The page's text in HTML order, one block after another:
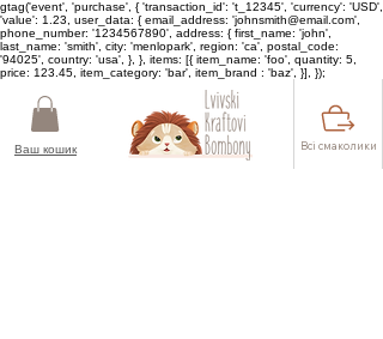
gtag('event', 'purchase', { 'transaction_id': 't_12345', 'currency': 'USD',
'value': 1.23, user_data: { email_address: 'johnsmith@email.com',
phone_number: '1234567890', address: { first_name: 'john',
last_name: 'smith', city: 'menlopark', region: 'ca', postal_code:
'94025', country: 'usa', }, }, items: [{ item_name: 'foo', quantity: 5,
price: 123.45, item_category: 'bar', item_brand : 'baz', }], });
Ваш кошик Всі смаколики